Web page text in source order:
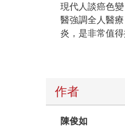
現代人談癌色
醫強調全人醫
炎，是非常值
作者
陳俊如